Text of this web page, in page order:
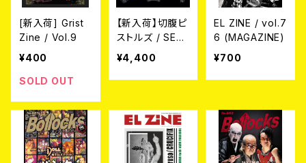
[新入荷] Grist
Zine / Vol.9
¥400
SOLD OUT
【新入荷】切腹ピ
ストルズ / SEP
PUKU PISTOL
S LONDON PA
RIS (写真集)
¥4,400
EL ZINE / vol.7
6 (MAGAZINE)
¥700